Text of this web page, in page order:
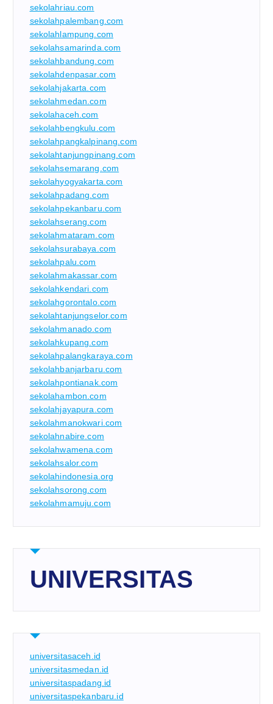
sekolahriau.com
sekolahpalembang.com
sekolahlampung.com
sekolahsamarinda.com
sekolahbandung.com
sekolahdenpasar.com
sekolahjakarta.com
sekolahmedan.com
sekolahaceh.com
sekolahbengkulu.com
sekolahpangkalpinang.com
sekolahtanjungpinang.com
sekolahsemarang.com
sekolahyogyakarta.com
sekolahpadang.com
sekolahpekanbaru.com
sekolahserang.com
sekolahmataram.com
sekolahsurabaya.com
sekolahpalu.com
sekolahmakassar.com
sekolahkendari.com
sekolahgorontalo.com
sekolahtanjungselor.com
sekolahmanado.com
sekolahkupang.com
sekolahpalangkaraya.com
sekolahbanjarbaru.com
sekolahpontianak.com
sekolahambon.com
sekolahjayapura.com
sekolahmanokwari.com
sekolahnabire.com
sekolahwamena.com
sekolahsalor.com
sekolahindonesia.org
sekolahsorong.com
sekolahmamuju.com
UNIVERSITAS
universitasaceh.id
universitasmedan.id
universitaspadang.id
universitaspekanbaru.id